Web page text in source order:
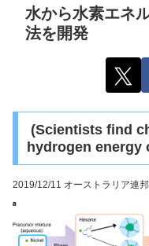
水から水素エネ
法を開発
(Scientists find
hydrogen energy
2019/12/11 オーストラリア連